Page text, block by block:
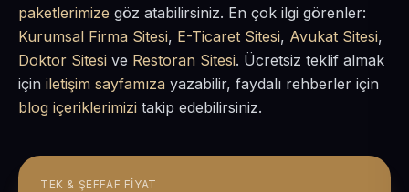
paketlerimize göz atabilirsiniz. En çok ilgi görenler:
Kurumsal Firma Sitesi, E-Ticaret Sitesi, Avukat Sitesi,
Doktor Sitesi ve Restoran Sitesi. Ücretsiz teklif almak
için iletişim sayfamıza yazabilir, faydalı rehberler için
blog içeriklerimizi takip edebilirsiniz.
TEK & ŞEFFAF FIYAT